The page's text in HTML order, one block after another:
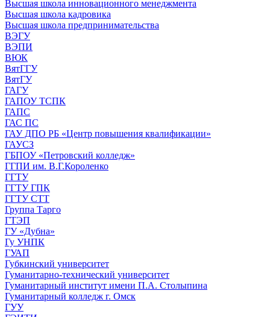
Высшая школа инновационного менеджмента
Высшая школа кадровика
Высшая школа предпринимательства
ВЭГУ
ВЭПИ
ВЮК
ВятГГУ
ВятГУ
ГАГУ
ГАПОУ ТСПК
ГАПС
ГАС ПС
ГАУ ДПО РБ «Центр повышения квалификации»
ГАУСЗ
ГБПОУ «Петровский колледж»
ГГПИ им. В.Г.Короленко
ГГТУ
ГГТУ ГПК
ГГТУ СТТ
Группа Тарго
ГТЭП
ГУ «Дубна»
Гу УНПК
ГУАП
Губкинский университет
Гуманитарно-технический университет
Гуманитарный институт имени П.А. Столыпина
Гуманитарный колледж г. Омск
ГУУ